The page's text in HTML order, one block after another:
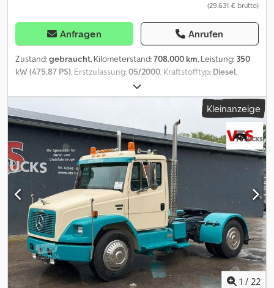
(29.631 € brutto)
Anfragen Anrufen
Zustand:gebraucht, Kilometerstand:708.000 km, Leistung: 350
kW (475,87 PS), Erstzulassung:05/2000, Kraftstofftyp: Diesel,
, Achsen-Konfiguration:
Farbe:Weiß, Getriebetyp:mechanisch, Ausstattung:ABS,
Elektronisches Stabilitätsprogramm (ESP), Klimaanlage,
Rußfilter, Int-Nr.: 271 im Kundenauftrag * Freightliner * 350KW *
Kabine mit Bett * KLIMA * 6x4 * * XXL Schlafkabine * Große
Lufthörner * verstellbare Sattelplatte * Motorbremse * Diff-
Sperre * Europäische Zulassung * Radio * Detroit Diesel Serie 60
* Leergewicht 7800kg * guter Zustand * Prüfbuch vollständig *
MWST.ausweisbar!!! netto 43.900¤ Djdpfxsxu Swue Aa Uewa
Inzahlungnahme möglich Finanzierung ab 4,99% Irrtümer und
Zwischenverkauf vorbehalten! Die Angaben in dieser Anzeige
sind unverbindliche Beschreibungen und dienen nicht als
zugesicherte Eigenschaften. Der Verkäufer übernimmt keine
Haftung für Tipp- und Datenübermittlungsfehler. Aufgeführte
Ausstattungen sind gesondert zu prüfen. Alle Angaben in den
Inseraten sind unverbindlich! Anlieferung im gesamten
Kleinanzeige
1 / 22